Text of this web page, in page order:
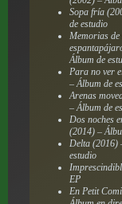
Sopa fría
de estudio
Memorias de
Álbum de
Para no ver
– Álbum de
Arenas
– Álbum de
Dos noches
(2014) –
Delta (2016)
estudio
EP
En Petit